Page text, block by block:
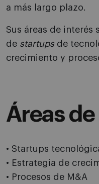
a más largo plazo.
Sus áreas de interés
de startupsde
crecimiento y
Áreas de
• Startups
• Estrategia de
• Procesos de M&A